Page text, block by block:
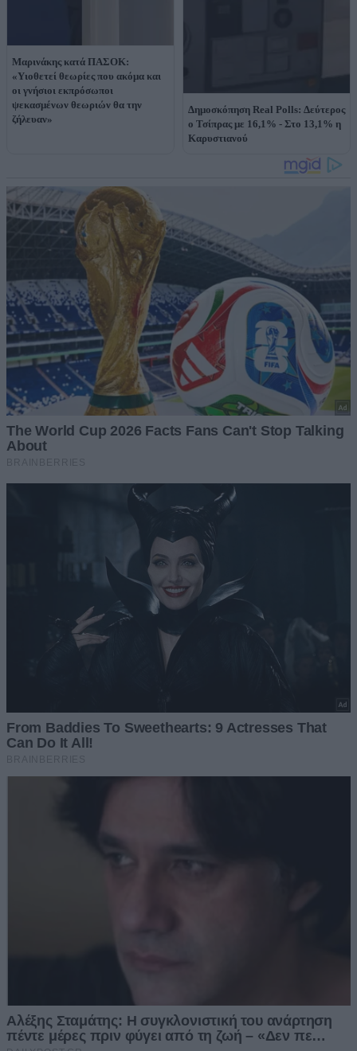
Μαρινάκης κατά ΠΑΣΟΚ:
«Υιοθετεί θεωρίες που ακόμα και
οι γνήσιοι εκπρόσωποι
ψεκασμένων θεωριών θα την
ζήλευαν»
Δημοσκόπηση Real Polls: Δεύτερος
ο Τσίπρας με 16,1% - Στο 13,1% η
Καρυστιανού